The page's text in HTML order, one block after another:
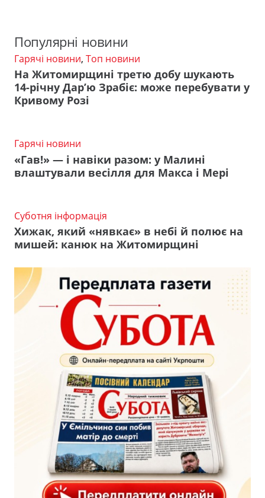
Популярні новини
Гарячі новини, Топ новини
На Житомирщині третю добу шукають
14-річну Дар’ю Зрабіє: може перебувати у
Кривому Розі
Гарячі новини
«Гав!» — і навіки разом: у Малині
влаштували весілля для Макса і Мері
Суботня інформація
Хижак, який «нявкає» в небі й полює на
мишей: канюк на Житомирщині